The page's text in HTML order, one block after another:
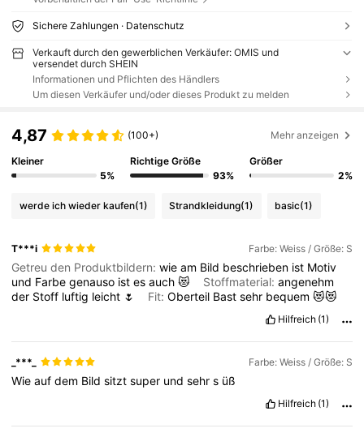
Sichere Zahlungen · Datenschutz
Verkauft durch den gewerblichen Verkäufer: OMIS und
versendet durch SHEIN
Informationen und Pflichten des Händlers
Um diesen Verkäufer und/oder dieses Produkt zu melden
4,87 (100+) Mehr anzeigen
Kleiner
5%
Richtige Größe
93%
Größer
2%
werde ich wieder kaufen(1) Strandkleidung(1) basic(1)
T***i Farbe: Weiss / Größe: S
Getreu den Produktbildern:wieam Bild beschrieben ist Motiv
und Farbegenauso istesauch😻 Stoffmaterial:angenehm
der Stoff luftig leicht 🌷 Fit:Oberteil Bastsehr bequem😻😻
Hilfreich (1)
_***_ Farbe: Weiss / Größe: S
Wieaufdem Bildsitztsuper undsehrs üß
Hilfreich (1)